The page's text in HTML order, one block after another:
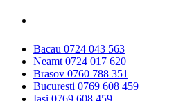
Bacau 0724 043 563
Neamt 0724 017 620
Brasov 0760 788 351
Bucuresti 0769 608 459
Iasi 0769 608 459